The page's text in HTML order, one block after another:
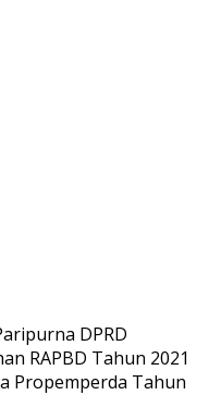
DPRD
RAPBD Tahun 2021
Propemperda Tahun